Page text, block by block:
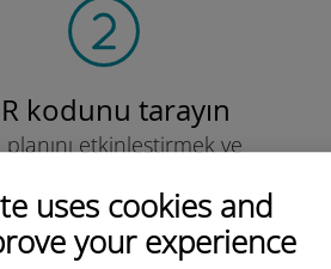
uses cookies and
your experience
kodunu tarayın
planını etkinleştirmek ve